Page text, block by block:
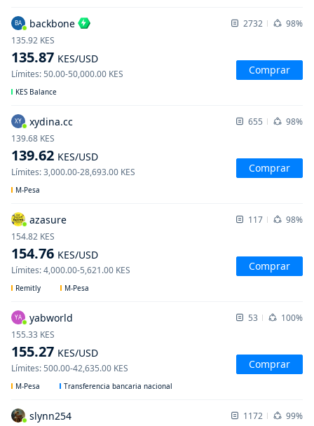
BA backbone 2732 98%
135.87 KES/USD
135.92 KES
Límites:50.00-50,000.00 KES Comprar
KES Balance
XY xydina.cc 655 98%
139.62 KES/USD
139.68 KES
Límites:3,000.00-28,693.00 KES Comprar
M-Pesa
azasure 117 98%
154.76 KES/USD
154.82 KES
Límites:4,000.00-5,621.00 KES Comprar
Remitly M-Pesa
YA yabworld 53 100%
155.27 KES/USD
155.33 KES
Límites:500.00-42,635.00 KES Comprar
M-Pesa Transferencia bancaria nacional
slynn254 1172 99%